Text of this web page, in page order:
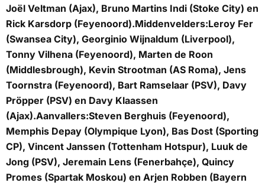
Joël Veltman (Ajax), Bruno Martins Indi (Stoke City) en
Rick Karsdorp (Feyenoord).Middenvelders:Leroy Fer
(Swansea City), Georginio Wijnaldum (Liverpool),
Tonny Vilhena (Feyenoord), Marten de Roon
(Middlesbrough), Kevin Strootman (AS Roma), Jens
Toornstra (Feyenoord), Bart Ramselaar (PSV), Davy
Pröpper (PSV) en Davy Klaassen
(Ajax).Aanvallers:Steven Berghuis (Feyenoord),
Memphis Depay (Olympique Lyon), Bas Dost (Sporting
CP), Vincent Janssen (Tottenham Hotspur), Luuk de
Jong (PSV), Jeremain Lens (Fenerbahçe), Quincy
Promes (Spartak Moskou) en Arjen Robben (Bayern